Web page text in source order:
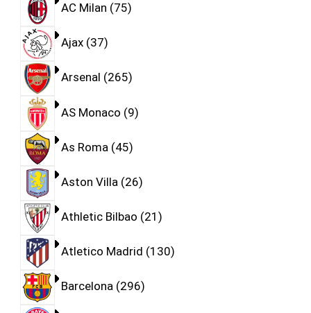
AC Milan 75
Ajax 37
Arsenal 265
AS Monaco 9
As Roma 45
Aston Villa 26
Athletic Bilbao 21
Atletico Madrid 130
Barcelona 296